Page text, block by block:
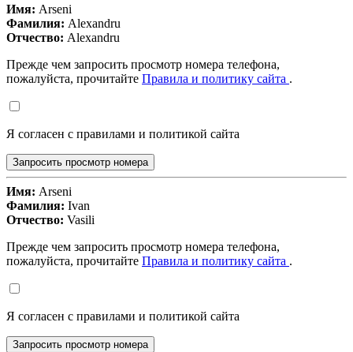
Имя: Arseni
Фамилия: Alexandru
Отчество: Alexandru
Прежде чем запросить просмотр номера телефона,
пожалуйста, прочитайте Правила и политику сайта .
Я согласен с правилами и политикой сайта
Запросить просмотр номера
Имя: Arseni
Фамилия: Ivan
Отчество: Vasili
Прежде чем запросить просмотр номера телефона,
пожалуйста, прочитайте Правила и политику сайта .
Я согласен с правилами и политикой сайта
Запросить просмотр номера